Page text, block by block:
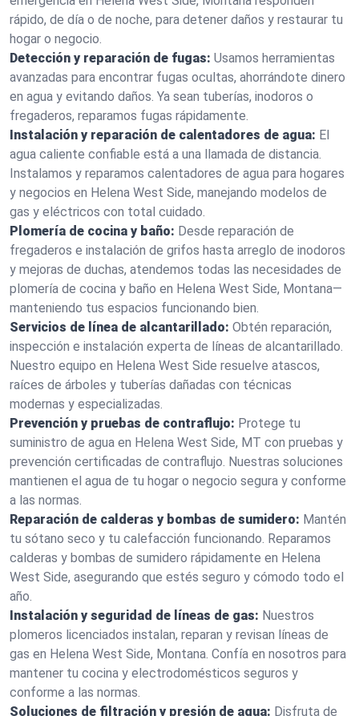
rápido, de día o de noche, para detener daños y restaurar tu
hogar o negocio.
Detección y reparación de fugas: Usamos herramientas
avanzadas para encontrar fugas ocultas, ahorrándote dinero
en agua y evitando daños. Ya sean tuberías, inodoros o
fregaderos, reparamos fugas rápidamente.
Instalación y reparación de calentadores de agua: El
agua caliente confiable está a una llamada de distancia.
Instalamos y reparamos calentadores de agua para hogares
y negocios en Helena West Side, manejando modelos de
gas y eléctricos con total cuidado.
Plomería de cocina y baño: Desde reparación de
fregaderos e instalación de grifos hasta arreglo de inodoros
y mejoras de duchas, atendemos todas las necesidades de
plomería de cocina y baño en Helena West Side, Montana—
manteniendo tus espacios funcionando bien.
Servicios de línea de alcantarillado: Obtén reparación,
inspección e instalación experta de líneas de alcantarillado.
Nuestro equipo en Helena West Side resuelve atascos,
raíces de árboles y tuberías dañadas con técnicas
modernas y especializadas.
Prevención y pruebas de contraflujo: Protege tu
suministro de agua en Helena West Side, MT con pruebas y
prevención certificadas de contraflujo. Nuestras soluciones
mantienen el agua de tu hogar o negocio segura y conforme
a las normas.
Reparación de calderas y bombas de sumidero: Mantén
tu sótano seco y tu calefacción funcionando. Reparamos
calderas y bombas de sumidero rápidamente en Helena
West Side, asegurando que estés seguro y cómodo todo el
año.
Instalación y seguridad de líneas de gas: Nuestros
plomeros licenciados instalan, reparan y revisan líneas de
gas en Helena West Side, Montana. Confía en nosotros para
mantener tu cocina y electrodomésticos seguros y
conforme a las normas.
Soluciones de filtración y presión de agua: Disfruta de